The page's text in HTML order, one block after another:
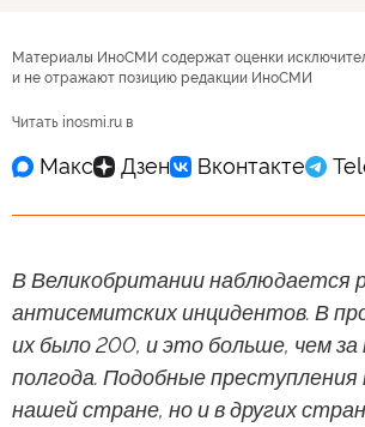
Материалы ИноСМИ содержат оценки
и не отражают позицию редакции ИноСМИ
Читать inosmi.ru в
В Великобритании наблюдается
антисемитских инцидентов. В
их было 200, и это больше, чем
полгода. Подобные преступления
нашей стране, но и в других